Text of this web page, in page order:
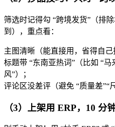
筛选时记得勾 “跨境发货”（排
到），重点看：
主图清晰（能直接用，省得自己
标题带 “东南亚热词”（比如 “马
风”）；
评论区没差评（避免 “质量差”“
（3）上架用 ERP，10 分